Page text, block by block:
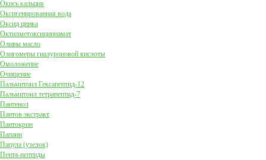
Окись кальция
Оксигенированная вода
Оксид цинка
Октилметоксициннамат
Оливы масло
Олигомеры гиалуроновой кислоты
Омоложение
Очищение
Пальмитоил Гексапептид-12
Пальмитоил тетрапептид-7
Пантенол
Пантов экстракт
Пантокрин
Папаин
Папула (узелок)
Пента-пептиды